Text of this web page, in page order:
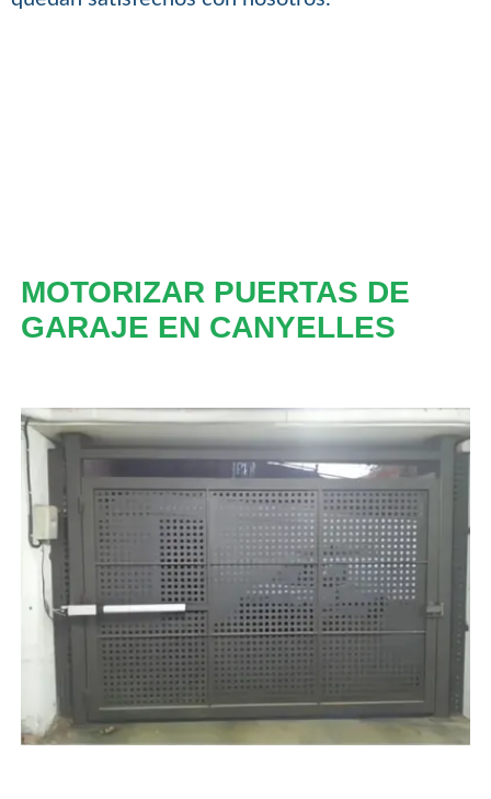
MOTORIZAR PUERTAS DE
GARAJE EN CANYELLES